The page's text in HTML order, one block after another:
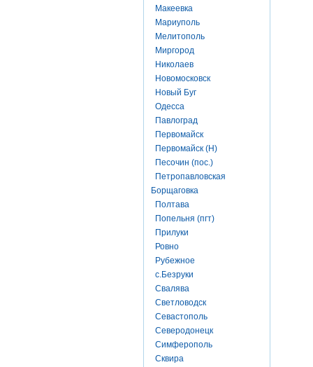
Макеевка
Мариуполь
Мелитополь
Миргород
Николаев
Новомосковск
Новый Буг
Одесса
Павлоград
Первомайск
Первомайск (Н)
Песочин (пос.)
Петропавловская
Борщаговка
Полтава
Попельня (пгт)
Прилуки
Ровно
Рубежное
с.Безруки
Свалява
Светловодск
Севастополь
Северодонецк
Симферополь
Сквира